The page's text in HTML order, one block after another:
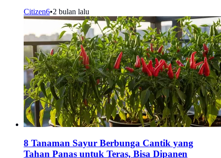
Citizen6•2 bulan lalu
8 Tanaman Sayur Berbunga Cantik yang
Tahan Panas untuk Teras, Bisa Dipanen